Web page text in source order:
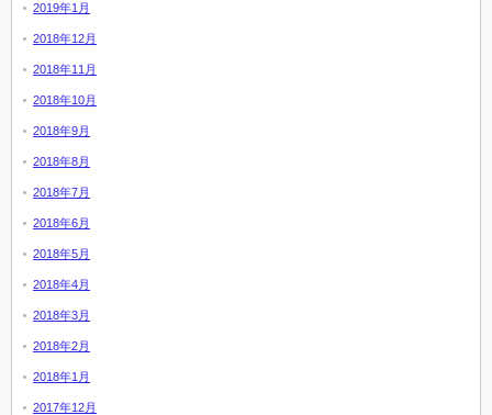
2019年1月
2018年12月
2018年11月
2018年10月
2018年9月
2018年8月
2018年7月
2018年6月
2018年5月
2018年4月
2018年3月
2018年2月
2018年1月
2017年12月